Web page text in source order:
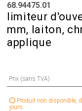
68.94475.01
limiteur
mm, laiton,
applique
Prix (sans TVA)
Produit non disponible,
jours.